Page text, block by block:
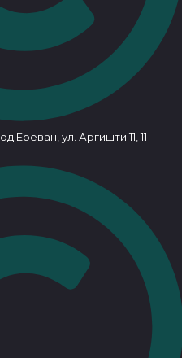
Ереван, ул. Аргишти 11, 11